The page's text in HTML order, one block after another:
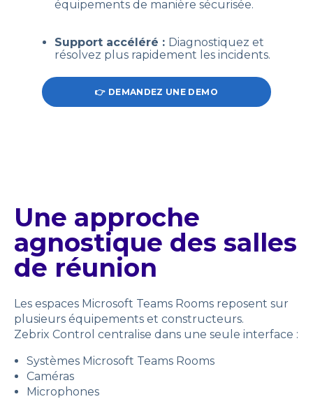
équipements de manière sécurisée.
Support accéléré : Diagnostiquez et
résolvez plus rapidement les incidents.
👉 DEMANDEZ UNE DEMO
Une approche
agnostique des salles
de réunion
Les espaces Microsoft Teams Rooms reposent sur
plusieurs équipements et constructeurs.
Zebrix Control centralise dans une seule interface :
Systèmes Microsoft Teams Rooms
Caméras
Microphones